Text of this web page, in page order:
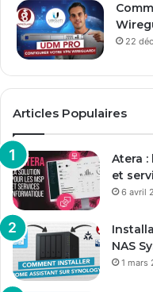
22
Articles Populaires
Atera :
et
6 avril
NAS
1 mars